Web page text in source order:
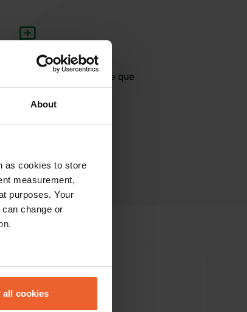
About
as cookies to store
measurement,
purposes. Your
change or
all cookies
un avis
ici ? Dites aux autres ce que
en pensez.